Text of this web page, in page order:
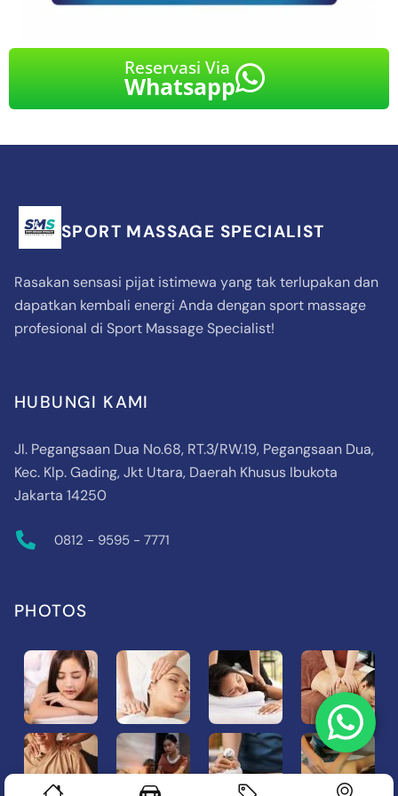
Reservasi Via
Whatsapp
SPORT MASSAGE SPECIALIST
Rasakan sensasi pijat istimewa yang tak terlupakan dan
dapatkan kembali energi Anda dengan sport massage
profesional di Sport Massage Specialist!
HUBUNGI KAMI
Jl. Pegangsaan Dua No.68, RT.3/RW.19, Pegangsaan Dua,
Kec. Klp. Gading, Jkt Utara, Daerah Khusus Ibukota
Jakarta 14250
0812 - 9595 - 7771
PHOTOS